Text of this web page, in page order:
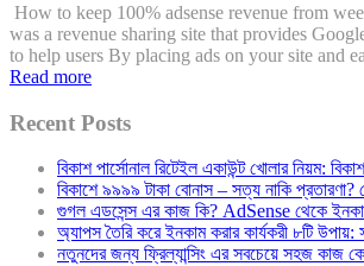
How to keep 100% adsense revenue from
was a revenue sharing site that provides
to help users By placing ads on your site and
Read more
Recent Posts
বিকাশ পার্সোনাল রিটেইল একাউন্ট খোলার নিয়ম: বিকাশ
বিকাশে ৯৯৯৯ টাকা বোনাস – সত্য নাকি
গুগল এডসেন্স এর কাজ কি? AdSense থেকে ইনকাম
অ্যাপস তৈরি করে ইনকাম করার কার্যকরী ৮টি উপায়:
নতুনদের জন্য ফ্রিল্যান্সিং এর সবচেয়ে সহজ কাজ